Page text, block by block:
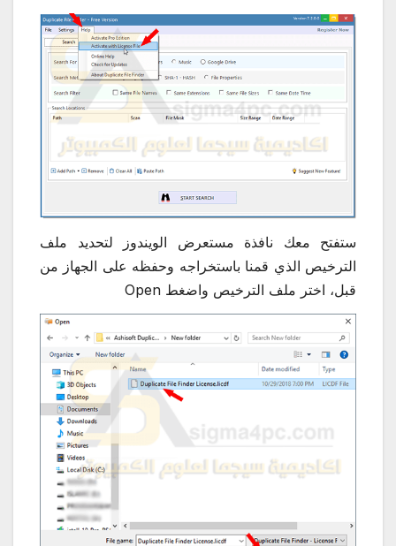
ستفتح معك نافذة مستعرض الويندوز لتحديد ملف
الترخيص الذي قمنا باستخراجه وحفظه على الجهاز من
قبل، اختر ملف الترخيص واضغط Open